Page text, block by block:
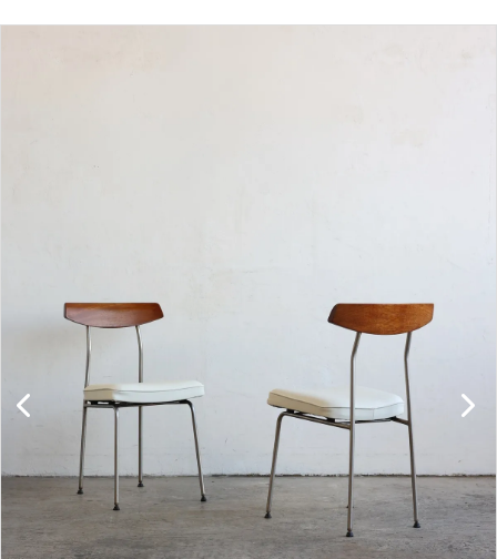
チェア
ソファ
照明
ドア
雑貨